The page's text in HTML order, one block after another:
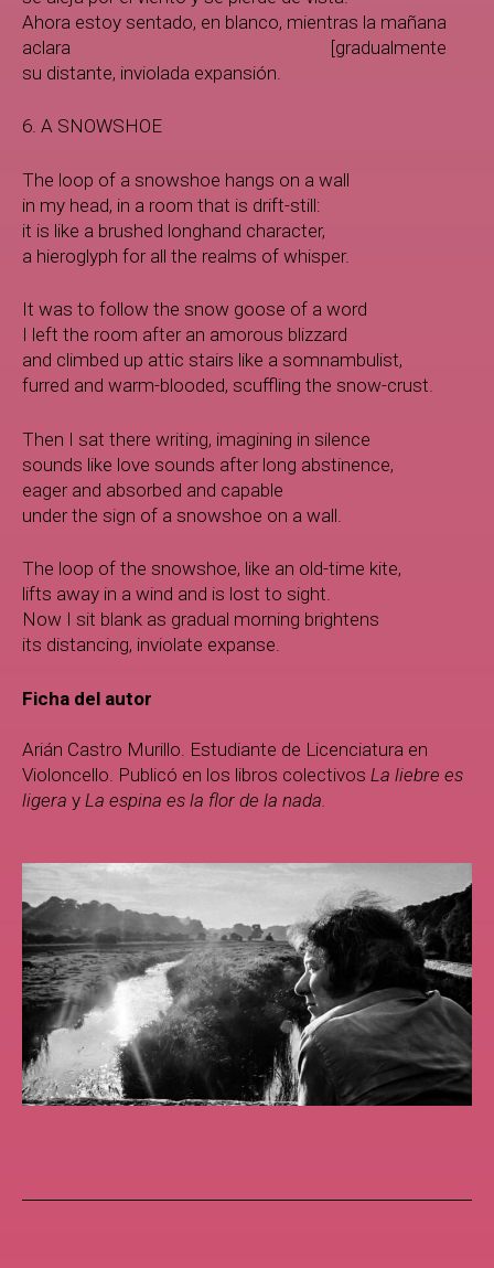
Ahora estoy sentado, en blanco, mientras la mañana
aclara [gradualmente
su distante, inviolada expansión.
6. A SNOWSHOE
The loop of a snowshoe hangs on a wall
in my head, in a room that is drift-still:
it is like a brushed longhand character,
a hieroglyph for all the realms of whisper.
It was to follow the snow goose of a word
I left the room after an amorous blizzard
and climbed up attic stairs like a somnambulist,
furred and warm-blooded, scuffling the snow-crust.
Then I sat there writing, imagining in silence
sounds like love sounds after long abstinence,
eager and absorbed and capable
under the sign of a snowshoe on a wall.
The loop of the snowshoe, like an old-time kite,
lifts away in a wind and is lost to sight.
Now I sit blank as gradual morning brightens
its distancing, inviolate expanse.
Ficha del autor
Arián Castro Murillo. Estudiante de Licenciatura en
Violoncello. Publicó en los libros colectivos La liebre es
ligera y La espina es la flor de la nada.